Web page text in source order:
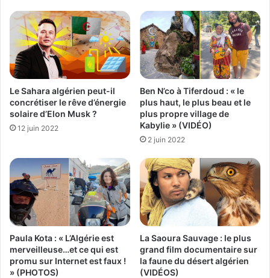
Le Sahara algérien peut-il
concrétiser le rêve d’énergie
solaire d’Elon Musk ?
12 juin 2022
Ben N’co à Tiferdoud : « le
plus haut, le plus beau et le
plus propre village de
Kabylie » (VIDÉO)
2 juin 2022
Paula Kota : « L’Algérie est
merveilleuse…et ce qui est
promu sur Internet est faux !
» (PHOTOS)
La Saoura Sauvage : le plus
grand film documentaire sur
la faune du désert algérien
(VIDÉOS)